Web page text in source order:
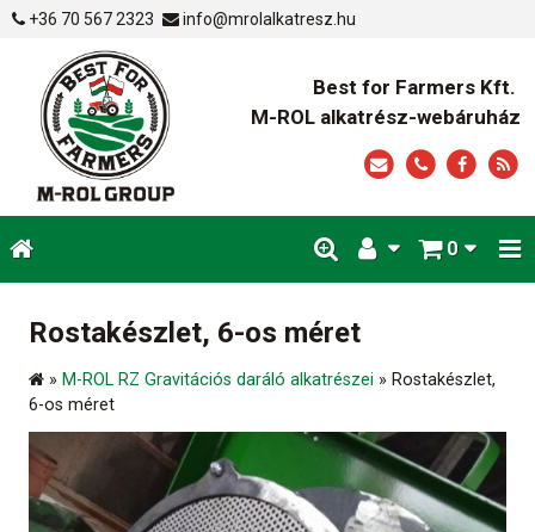
+36 70 567 2323 info@mrolalkatresz.hu
Best for Farmers Kft.
M-ROL alkatrész-webáruház
0
Rostakészlet, 6-os méret
» M-ROL RZ Gravitációs daráló alkatrészei » Rostakészlet,
6-os méret